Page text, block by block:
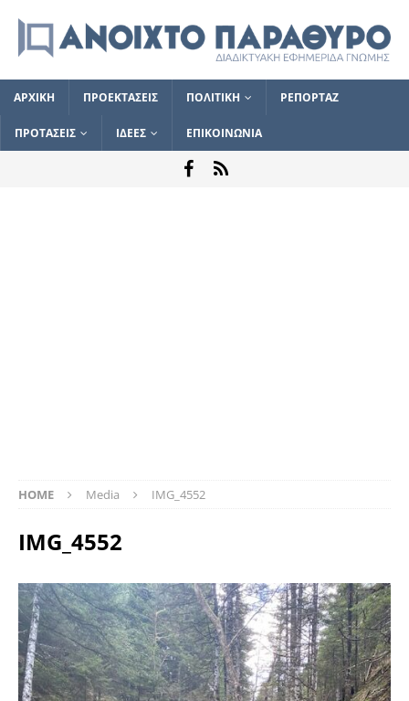
ΑΡΧΙΚΗ ΠΡΟΕΚΤΑΣΕΙΣ ΠΟΛΙΤΙΚΗ ΡΕΠΟΡΤΑΖ
ΠΡΟΤΑΣΕΙΣ ΙΔΕΕΣ ΕΠΙΚΟΙΝΩΝΙΑ
HOME Media IMG_4552
IMG_4552